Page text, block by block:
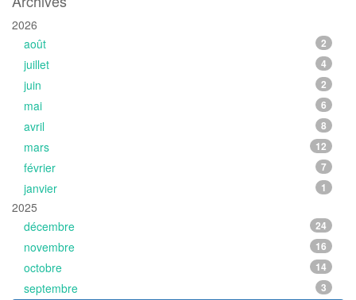
2026
août
2
juillet 4
juin 2
mai 6
avril 8
mars 12
février 7
janvier 1
2025
décembre
24
novembre 16
octobre 14
septembre 3